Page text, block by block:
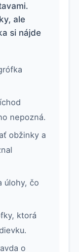
ale
si nájde
nepozná.
obžinky a
úlohy, čo
ktorá
o